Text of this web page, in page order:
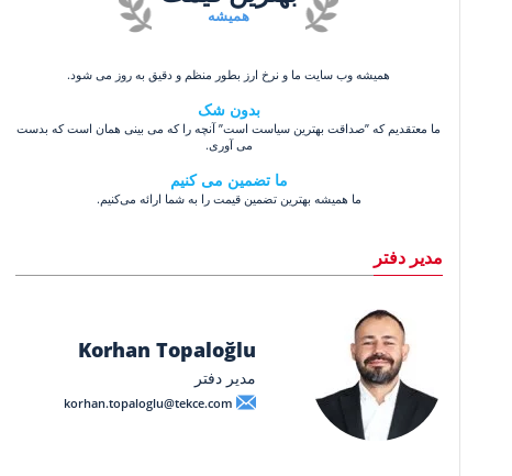
همیشه
همیشه وب سایت ما و نرخ ارز بطور منظم و دقیق به روز می شود.
بدون شک
ما معتقدیم که ”صداقت بهترین سیاست است” آنچه را که می بینی همان است که بدست
می آوری.
ما تضمین می کنیم
ما همیشه بهترین تضمین قیمت را به شما ارائه می‌کنیم.
مدیر دفتر
Korhan Topaloğlu
مدیر دفتر
korhan.topaloglu@tekce.com